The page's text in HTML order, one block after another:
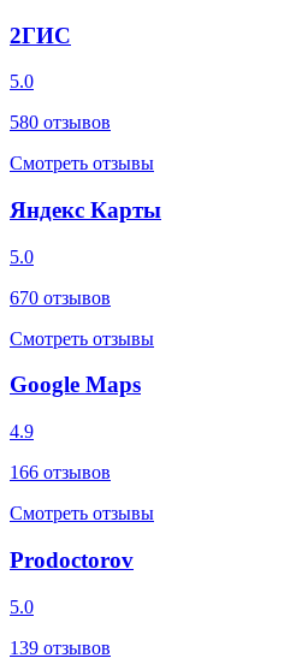
2ГИС
5.0
580 отзывов
Смотреть отзывы
Яндекс Карты
5.0
670 отзывов
Смотреть отзывы
Google Maps
4.9
166 отзывов
Смотреть отзывы
Prodoctorov
5.0
139 отзывов